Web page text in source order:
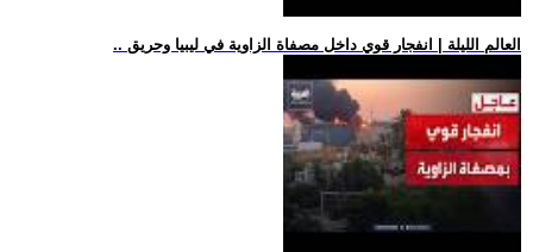
.. العالم الليلة | انفجار قوي داخل مصفاة الزاوية في ليبيا وحريق